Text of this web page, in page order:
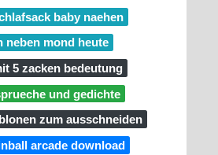
baby naehen
neben mond heute
5 zacken bedeutung
und gedichte
zum ausschneiden
arcade download